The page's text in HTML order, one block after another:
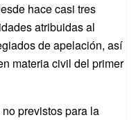
hace casi tres
atribuidas al
de apelación, así
materia civil del primer
previstos para la